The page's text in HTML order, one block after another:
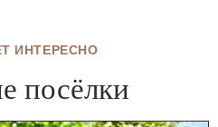
ИНТЕРЕСНО
посёлки